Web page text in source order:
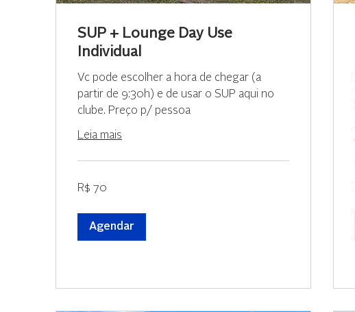
SUP + Lounge Day Use
Individual
Vc pode escolher a hora de chegar (a
partir de 9:30h) e de usar o SUP aqui no
clube. Preço p/ pessoa
Leia mais
Reais
R$ 70
Agendar